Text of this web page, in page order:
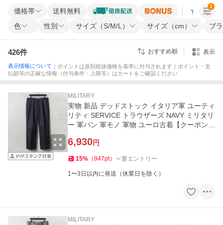
価格帯 送料無料 すべての条
色 性別 サイズ（S/M/L） サイズ（cm） ブ
1
426件 おすすめ順 表示
表示情報について ｜ポイントは原則税抜価格を基準に付与されます｜ポイント・支
払額等の正確な情報（付与条件・上限等）はカートをご確認ください
MILITARY
実物 新品 デッドストック イタリア軍 ユーティ
リティ SERVICE トラウザーズ NAVY ミリタリ
ー 軍パン 軍モノ 軍物 ユーロ古着【クーポン対
6,930円
15% （947pt） 要エントリー
1〜3日以内に発送（休業日を除く）
MILITARY